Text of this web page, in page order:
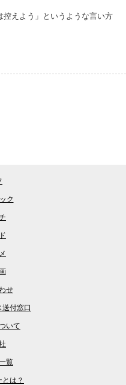
えよう」というような言い方
ク
せ
送付窓口
いて
覧
は？